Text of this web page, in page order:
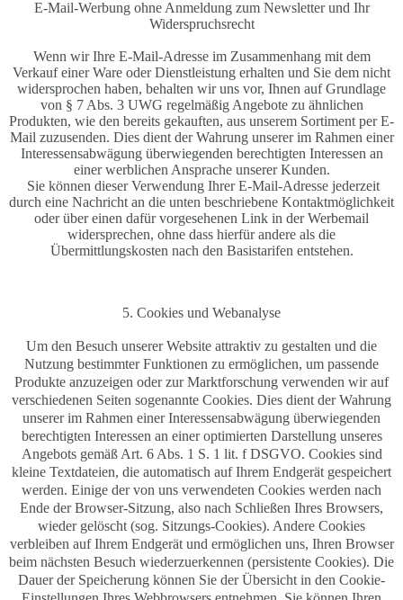
E-Mail-Werbung ohne Anmeldung zum Newsletter und Ihr
Widerspruchsrecht
Wenn wir Ihre E-Mail-Adresse im Zusammenhang mit dem
Verkauf einer Ware oder Dienstleistung erhalten und Sie dem nicht
widersprochen haben, behalten wir uns vor, Ihnen auf Grundlage
von § 7 Abs. 3 UWG regelmäßig Angebote zu ähnlichen
Produkten, wie den bereits gekauften, aus unserem Sortiment per E-
Mail zuzusenden. Dies dient der Wahrung unserer im Rahmen einer
Interessensabwägung überwiegenden berechtigten Interessen an
einer werblichen Ansprache unserer Kunden.
Sie können dieser Verwendung Ihrer E-Mail-Adresse jederzeit
durch eine Nachricht an die unten beschriebene Kontaktmöglichkeit
oder über einen dafür vorgesehenen Link in der Werbemail
widersprechen, ohne dass hierfür andere als die
Übermittlungskosten nach den Basistarifen entstehen.
5. Cookies und Webanalyse
Um den Besuch unserer Website attraktiv zu gestalten und die
Nutzung bestimmter Funktionen zu ermöglichen, um passende
Produkte anzuzeigen oder zur Marktforschung verwenden wir auf
verschiedenen Seiten sogenannte Cookies. Dies dient der Wahrung
unserer im Rahmen einer Interessensabwägung überwiegenden
berechtigten Interessen an einer optimierten Darstellung unseres
Angebots gemäß Art. 6 Abs. 1 S. 1 lit. f DSGVO. Cookies sind
kleine Textdateien, die automatisch auf Ihrem Endgerät gespeichert
werden. Einige der von uns verwendeten Cookies werden nach
Ende der Browser-Sitzung, also nach Schließen Ihres Browsers,
wieder gelöscht (sog. Sitzungs-Cookies). Andere Cookies
verbleiben auf Ihrem Endgerät und ermöglichen uns, Ihren Browser
beim nächsten Besuch wiederzuerkennen (persistente Cookies). Die
Dauer der Speicherung können Sie der Übersicht in den Cookie-